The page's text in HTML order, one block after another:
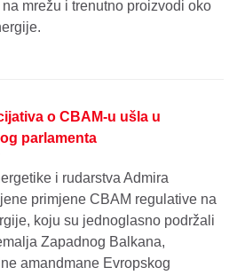
mrežu i trenutno proizvodi oko
o CBAM-u ušla u
parlamenta
i rudarstva Admira
primjene CBAM regulative na
koju su jednoglasno podržali
Zapadnog Balkana,
amandmane Evropskog